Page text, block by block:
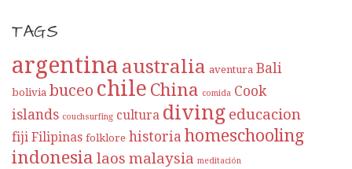
a
d
a
TAGS
argentina australia aventura Bali
bolivia buceo chile China comida Cook
islands couchsurfing cultura diving educacion
fiji Filipinas folklore historia homeschooling
indonesia laos malaysia meditación